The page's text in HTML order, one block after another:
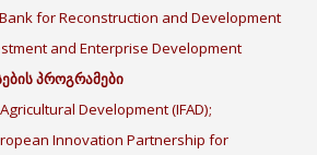
for Reconstruction and Development
and Enterprise Development
პროგრამები
Development (IFAD);
Innovation Partnership for